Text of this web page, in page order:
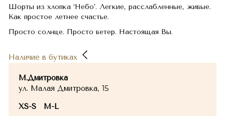
Шорты из хлопка ‘Небо’. Легкие, расслабленные, живые.
Как простое летнее счастье.
Просто солнце. Просто ветер. Настоящая Вы.
Наличие в бутиках
М.Дмитровка
ул. Малая Дмитровка, 15
M-L
XS-S